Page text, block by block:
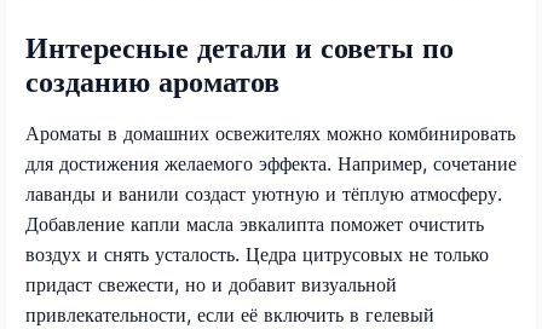
Интересные детали и советы по
созданию ароматов
Ароматы в домашних освежителях можно комбинировать
для достижения желаемого эффекта. Например, сочетание
лаванды и ванили создаст уютную и тёплую атмосферу.
Добавление капли масла эвкалипта поможет очистить
воздух и снять усталость. Цедра цитрусовых не только
придаст свежести, но и добавит визуальной
привлекательности, если её включить в гелевый